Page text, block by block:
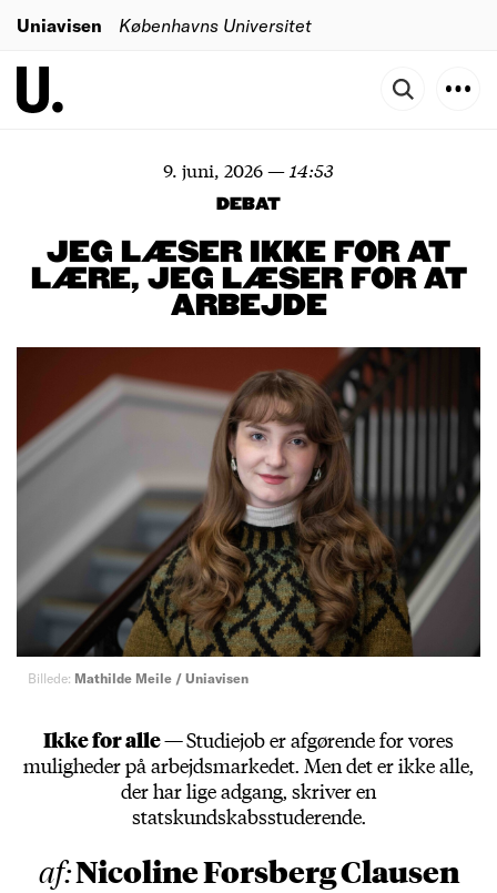
Uniavisen Københavns Universitet
9. juni, 2026— 14:53
DEBAT
JEG LÆSER IKKE FOR AT
LÆRE, JEG LÆSER FOR AT
ARBEJDE
Billede: Mathilde Meile / Uniavisen
Ikke for alle —Studiejob er afgørende for vores
muligheder på arbejdsmarkedet. Men det er ikke alle,
der har lige adgang, skriver en
statskundskabsstuderende.
af:Nicoline Forsberg Clausen